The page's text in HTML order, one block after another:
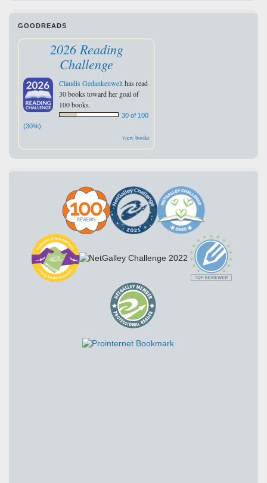
GOODREADS
2026 Reading
Challenge
Claudis Gedankenwelthas read
30 books toward her goal of
100 books.
30 of 100
(30%)
view books